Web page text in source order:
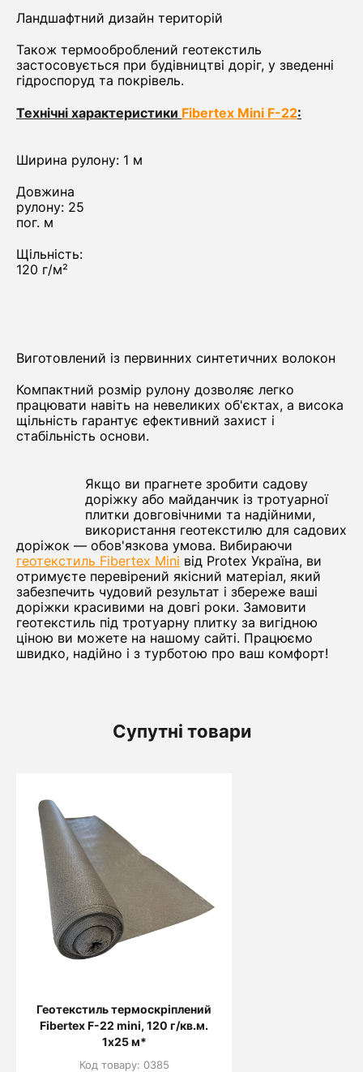
Ландшафтний дизайн територій
Також термооброблений геотекстиль
застосовується при будівництві доріг, у зведенні
гідроспоруд та покрівель.
Технічні характеристики Fibertex Mini F-22:
Ширина рулону: 1 м
Довжина
рулону: 25
пог. м
Щільність:
120 г/м²
Виготовлений із первинних синтетичних волокон
Компактний розмір рулону дозволяє легко
працювати навіть на невеликих об'єктах, а висока
щільність гарантує ефективний захист і
стабільність основи.
Якщо ви прагнете зробити садову
доріжку або майданчик із тротуарної
плитки довговічними та надійними,
використання геотекстилю для садових
доріжок — обов'язкова умова. Вибираючи
геотекстиль Fibertex Mini від Protex Україна, ви
отримуєте перевірений якісний матеріал, який
забезпечить чудовий результат і збереже ваші
доріжки красивими на довгі роки. Замовити
геотекстиль під тротуарну плитку за вигідною
ціною ви можете на нашому сайті. Працюємо
швидко, надійно і з турботою про ваш комфорт!
Супутні товари
Геотекстиль термоскріплений
Fibertex F-22 mini, 120 г/кв.м.
1х25 м*
Код товару: 0385